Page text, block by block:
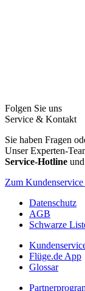
Folgen Sie uns
Service & Kontakt
Sie haben Fragen
Unser Experten-
Service-Hotline
Zum Kundenservice
Datenschutz
AGB
Schwarze
Flüge.de App
Glossar